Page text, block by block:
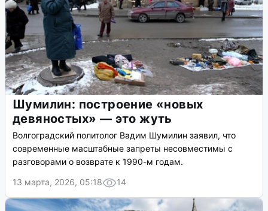
Шумилин: построение «новых
девяностых» — это жуть
Волгоградский политолог Вадим Шумилин заявил, что
современные масштабные запреты несовместимы с
разговорами о возврате к 1990-м годам.
13 марта, 2026, 05:18
14